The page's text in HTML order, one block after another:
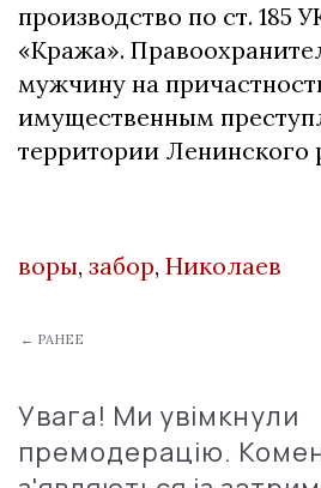
производство по ст. 185
«Кража».
мужчину на
имущественным
территории Ленинского
воры, забор, Николаев
← РАНЕЕ
Увага! Ми увімкнули
премодерацію.